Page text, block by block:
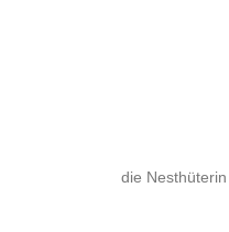
die Nesthüterin